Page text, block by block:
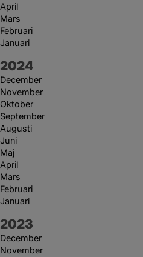
April
Mars
Februari
Januari
År:
2024
December
November
Oktober
September
Augusti
Juni
Maj
April
Mars
Februari
Januari
År:
2023
December
November